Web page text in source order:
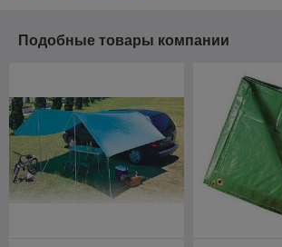
Подобные товары компании